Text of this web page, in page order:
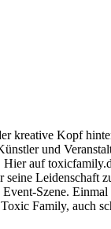
kreative Kopf
und
auf
seine Leidenschaft
Szene. Einmal
Family, auch